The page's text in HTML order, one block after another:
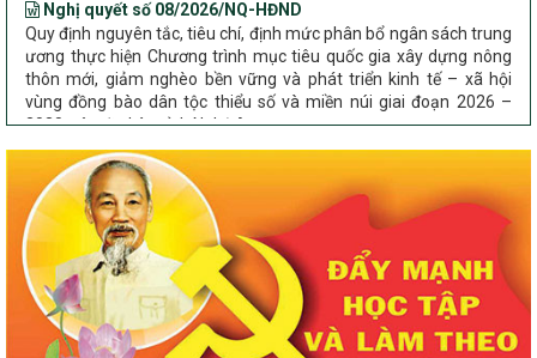
Quy định nguyên tắc, tiêu chí, định mức phân bổ ngân sách trung
ương thực hiện Chương trình mục tiêu quốc gia xây dựng nông
thôn mới, giảm nghèo bền vững và phát triển kinh tế – xã hội
vùng đồng bào dân tộc thiểu số và miền núi giai đoạn 2026 –
2030 trên địa bàn tỉnh Nghệ An
Chỉ Thị số 22-CT/TU
về đẩy mạnh thực hiện Chương trình mục tiêu quốc gia xây dựng
nông thôn mới, giảm nghèo bền vững và phát triển kinh tế – xã
hội vùng đồng bào dân tộc thiểu số và miền núi giai đoạn 2026 –
2030 trên địa bàn tỉnh Nghệ An
Quyết định số 2490/QĐ-UBND
Về việc thành lập Ban Chỉ đạo Chương trình mục tiều quốc gia xây
dựng nông thôn mới, giảm nghèo bền vững và phát triển kinh tế –
xã hội vùng đồng bào dân tộc thiểu số và miền núi giai đoạn 2026